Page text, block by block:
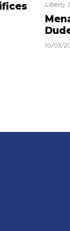
Liberty
10/03/